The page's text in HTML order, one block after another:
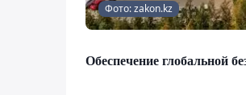
Фото: zakon.kz
Обеспечение глобальной